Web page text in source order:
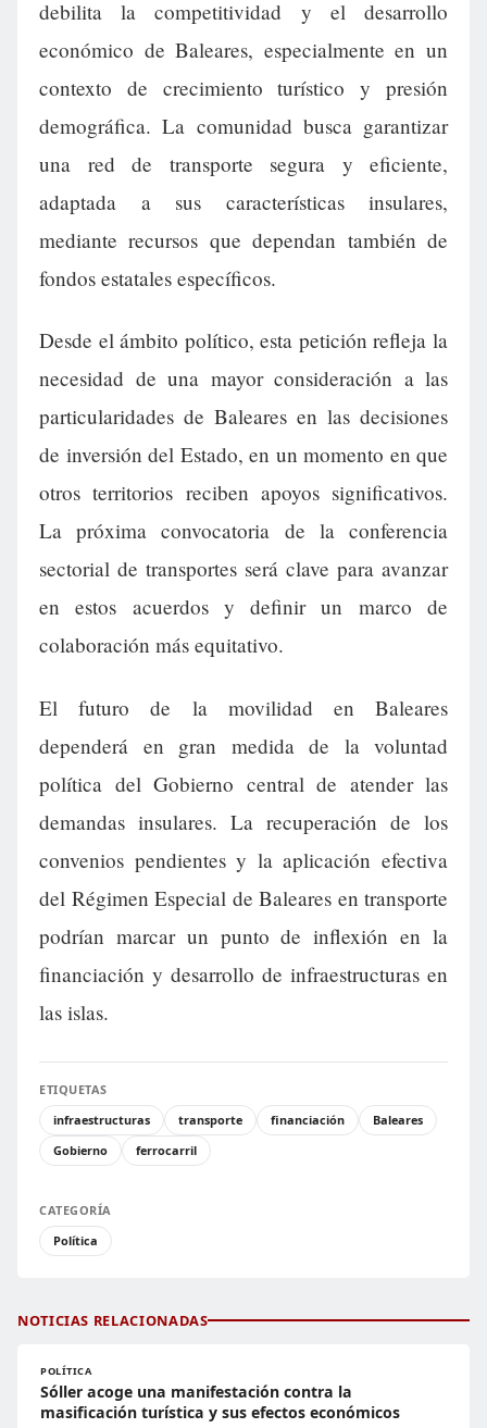
debilita la competitividad y el desarrollo
económico de Baleares, especialmente en un
contexto de crecimiento turístico y presión
demográfica. La comunidad busca garantizar
una red de transporte segura y eficiente,
adaptada a sus características insulares,
mediante recursos que dependan también de
fondos estatales específicos.
Desde el ámbito político, esta petición refleja la
necesidad de una mayor consideración a las
particularidades de Baleares en las decisiones
de inversión del Estado, en un momento en que
otros territorios reciben apoyos significativos.
La próxima convocatoria de la conferencia
sectorial de transportes será clave para avanzar
en estos acuerdos y definir un marco de
colaboración más equitativo.
El futuro de la movilidad en Baleares
dependerá en gran medida de la voluntad
política del Gobierno central de atender las
demandas insulares. La recuperación de los
convenios pendientes y la aplicación efectiva
del Régimen Especial de Baleares en transporte
podrían marcar un punto de inflexión en la
financiación y desarrollo de infraestructuras en
las islas.
ETIQUETAS
infraestructuras
transporte financiación
Baleares
Gobierno
ferrocarril
CATEGORÍA
Política
NOTICIAS RELACIONADAS
POLÍTICA
Sóller acoge una manifestación contra la
masificación turística y sus efectos económicos